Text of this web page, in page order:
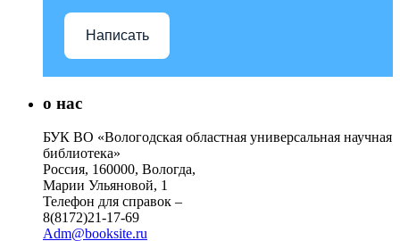
Написать
о нас
БУК ВО «Вологодская областная универсальная научная
библиотека»
Россия, 160000, Вологда,
Марии Ульяновой, 1
Телефон для справок –
8(8172)21-17-69
Adm@booksite.ru